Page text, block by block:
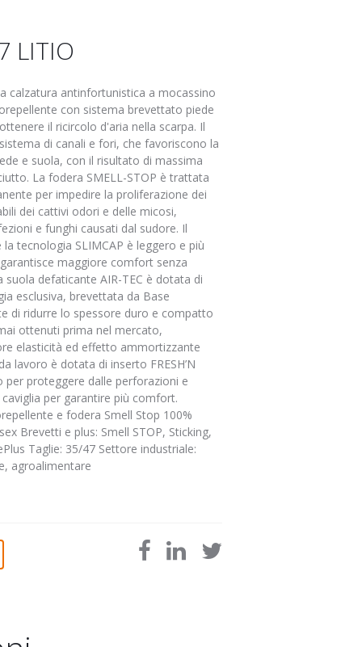
LITIO
calzatura antinfortunistica a mocassino
con sistema brevettato piede
il ricircolo d'aria nella scarpa. Il
di canali e fori, che favoriscono la
e suola, con il risultato di massima
La fodera SMELL-STOP è trattata
per impedire la proliferazione dei
dei cattivi odori e delle micosi,
e funghi causati dal sudore. Il
tecnologia SLIMCAP è leggero e più
maggiore comfort senza
suola defaticante AIR-TEC è dotata di
esclusiva, brevettata da Base
di ridurre lo spessore duro e compatto
ottenuti prima nel mercato,
elasticità ed effetto ammortizzante
lavoro è dotata di inserto FRESH’N
per proteggere dalle perforazioni e
per garantire più comfort.
e fodera Smell Stop 100%
Brevetti e plus: Smell STOP, Sticking,
Taglie: 35/47 Settore industriale:
agroalimentare